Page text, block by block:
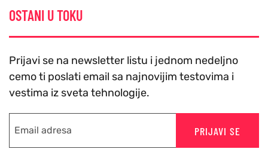
OSTANI U TOKU
Prijavi se na newsletter listu i jednom nedeljno
cemo ti poslati email sa najnovijim testovima i
vestima iz sveta tehnologije.
PRIJAVI SE